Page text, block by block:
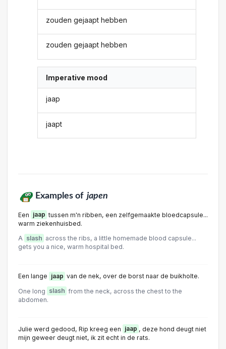
zouden gejaapt hebben
zouden gejaapt hebben
Imperative mood
jaap
jaapt
Examples of japen
Een jaap tussen m'n ribben, een zelfgemaakte bloedcapsule...
warm ziekenhuisbed.
A slash across the ribs, a little homemade blood capsule...
gets you a nice, warm hospital bed.
Een lange jaap van de nek, over de borst naar de buikholte.
One long slash from the neck, across the chest to the
abdomen.
Julie werd gedood, Rip kreeg een jaap , deze hond deugt niet
mijn geweer deugt niet, ik zit echt in de rats.